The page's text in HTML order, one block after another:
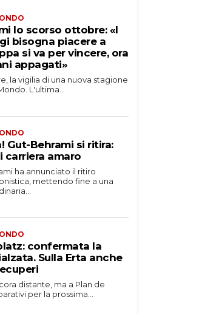
lo scorso ottobre: «I
bisogna piacere a
si va per vincere, ora
appagati»
la vigilia di una nuova stagione
L'ultima...
Gut-Behrami si ritira:
carriera amaro
ha annunciato il ritiro
mettendo fine a una
confermata la
Sulla Erta anche
distante, ma a Plan de
per la prossima...